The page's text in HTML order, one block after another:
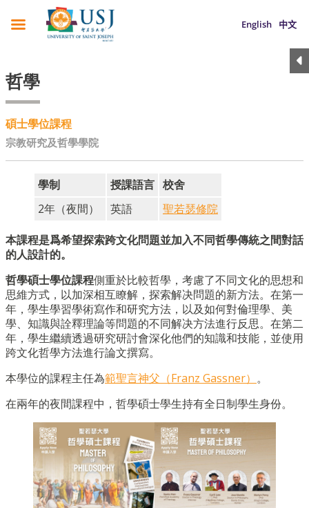
English 中文
哲學
碩士學位課程
宗教研究及哲學學院
學制 授課語言 校舍
2年 （夜間） 英語 聖若瑟修院
本課程是爲希望探索跨文化問題並加入不同哲學傳統之間對話
的人設計的。
哲學碩士學位課程側重於比較哲學，考慮了不同文化的思想和
思維方式，以加深相互瞭解，探索解决問題的新方法。在第一
年，學生學習學術寫作和研究方法，以及如何對倫理學、美
學、知識與詮釋理論等問題的不同解决方法進行反思。在第二
年，學生繼續透過研究研討會深化他們的知識和技能，並使用
跨文化哲學方法進行論文撰寫。
本學位的課程主任為範聖言神父（Franz Gassner） 。
在兩年的夜間課程中，哲學碩士學生持有全日制學生身份。